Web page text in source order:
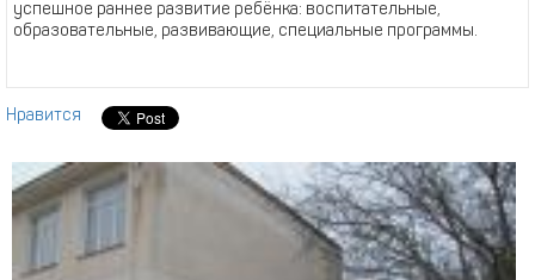
успешное раннее развитие ребёнка: воспитательные,
образовательные, развивающие, специальные программы.
Нравится